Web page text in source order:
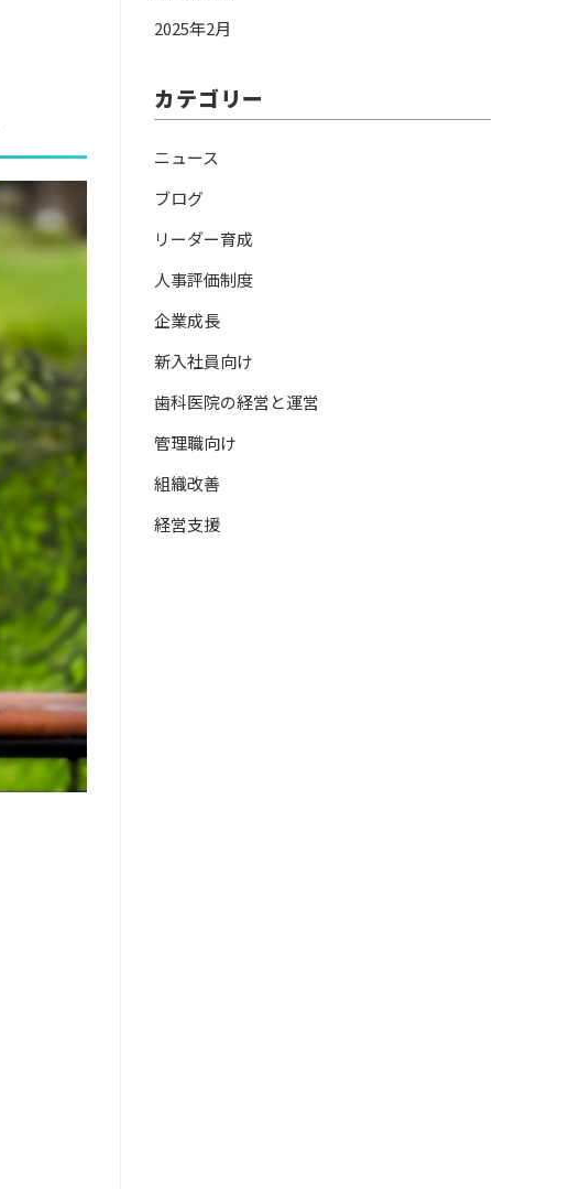
2025年2月
カテゴリー
ニュース
ブログ
リーダー育成
人事評価制度
企業成長
新入社員向け
歯科医院の経営と運営
管理職向け
組織改善
経営支援